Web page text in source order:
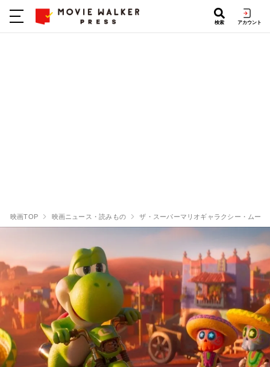
検索 アカウント
映画TOP 映画ニュース・読みもの ザ・スーパーマリオギャラクシー・ムービ